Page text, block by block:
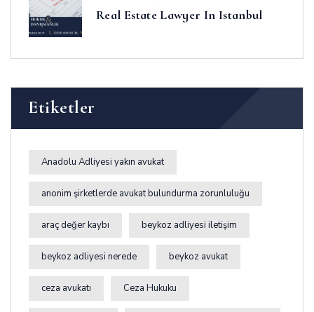
Real Estate Lawyer In Istanbul
Etiketler
Anadolu Adliyesi yakın avukat
anonim şirketlerde avukat bulundurma zorunluluğu
araç değer kaybı beykoz adliyesi iletişim
beykoz adliyesi nerede beykoz avukat
ceza avukatı Ceza Hukuku